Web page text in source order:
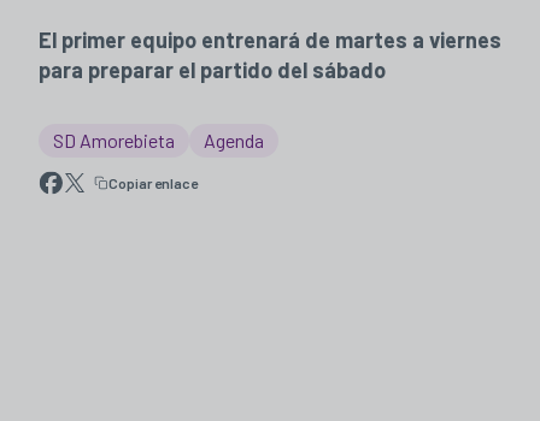
El primer equipo entrenará de martes a viernes
para preparar el partido del sábado
SD Amorebieta Agenda
Copiar enlace